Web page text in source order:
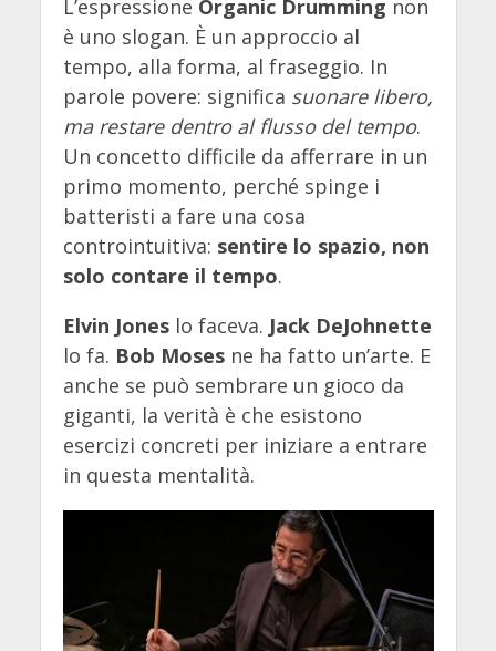
L’espressione Organic Drumming non
è uno slogan. È un approccio al
tempo, alla forma, al fraseggio. In
parole povere: significa suonare libero,
ma restare dentro al flusso del tempo.
Un concetto difficile da afferrare in un
primo momento, perché spinge i
batteristi a fare una cosa
controintuitiva: sentire lo spazio, non
solo contare il tempo.
Elvin Joneslo faceva. Jack DeJohnette
lo fa. Bob Mosesne ha fatto un’arte. E
anche se può sembrare un gioco da
giganti, la verità è che esistono
esercizi concreti per iniziare a entrare
in questa mentalità.